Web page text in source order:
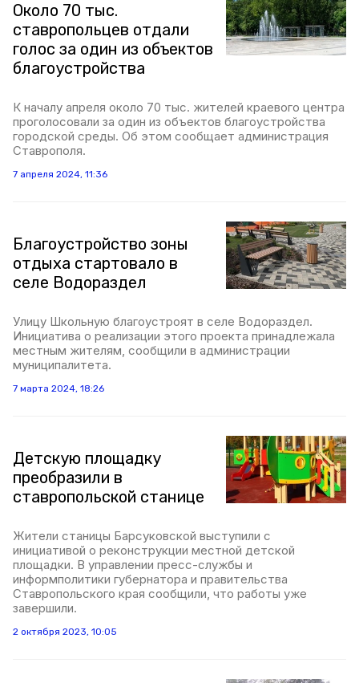
Около 70 тыс.
ставропольцев отдали
голос за один из объектов
благоустройства
К началу апреля около 70 тыс. жителей краевого центра
проголосовали за один из объектов благоустройства
городской среды. Об этом сообщает администрация
Ставрополя.
7 апреля 2024, 11:36
Благоустройство зоны
отдыха стартовало в
селе Водораздел
Улицу Школьную благоустроят в селе Водораздел.
Инициатива о реализации этого проекта принадлежала
местным жителям, сообщили в администрации
муниципалитета.
7 марта 2024, 18:26
Детскую площадку
преобразили в
ставропольской станице
Жители станицы Барсуковской выступили с
инициативой о реконструкции местной детской
площадки. В управлении пресс-службы и
информполитики губернатора и правительства
Ставропольского края сообщили, что работы уже
завершили.
2 октября 2023, 10:05